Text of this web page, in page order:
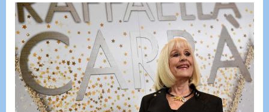
t
o
n
t
o
n